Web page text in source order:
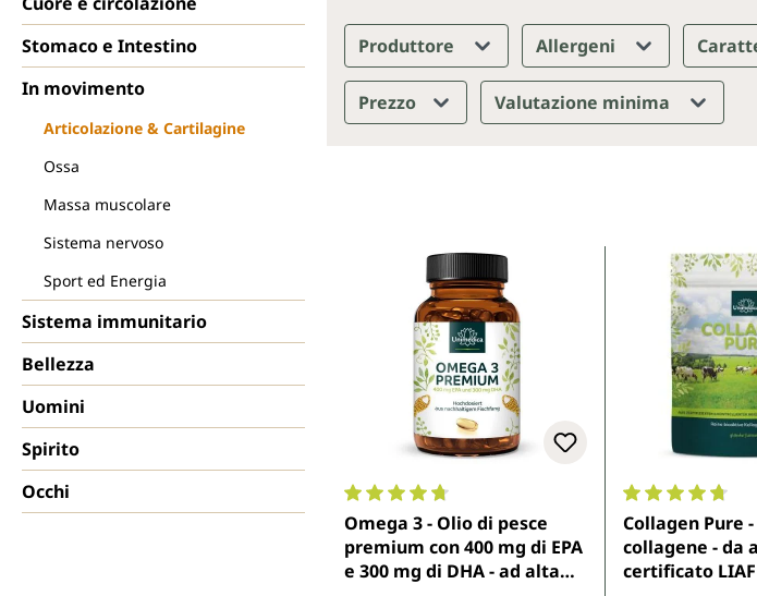
Stomaco e Intestino
In movimento
Articolazione & Cartilagine
Ossa
Massa muscolare
Sistema nervoso
Sport ed Energia
Sistema immunitario
Bellezza
Uomini
Spirito
Occhi
Produttore Allergeni
Prezzo Valutazione minima
Valutazione media di 4.7 su 5 stelle
Omega 3 - Olio di pesce
premium con 400 mg di EPA
e 300 mg di DHA - ad alta
Valutazione
Collagen Pure
collagene - da
certificato